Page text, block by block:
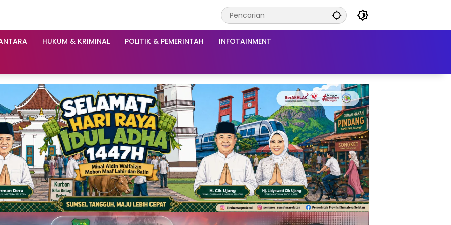
HUKUM & KRIMINAL POLITIK & PEMERINTAH INFOTAINMENT